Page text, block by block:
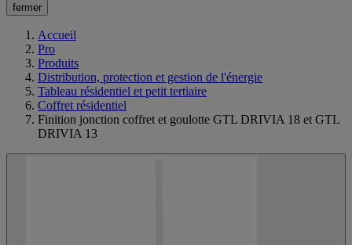
fermer
Accueil
Pro
Produits
Distribution, protection et gestion de l'énergie
Tableau résidentiel et petit tertiaire
Coffret résidentiel
Finition jonction coffret et goulotte GTL DRIVIA 18 et GTL
DRIVIA 13